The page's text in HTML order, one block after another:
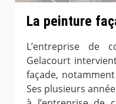
La peinture
L’entreprise de
Gelacourt
façade,
Ses plusieurs